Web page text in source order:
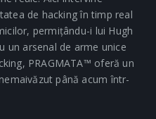
de hacking în timp real
permițându-i lui Hugh
un arsenal de arme unice
PRAGMATA™ oferă un
până acum într-